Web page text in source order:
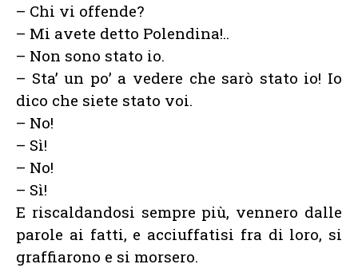
– Chi vi offende?
– Mi avete detto Polendina!..
– Non sono stato io.
– Sta’ un po’ a vedere che sarò stato io! Io
dico che siete stato voi.
– No!
– Sì!
– No!
– Sì!
E riscaldandosi sempre più, vennero dalle
parole ai fatti, e acciuffatisi fra di loro, si
graffiarono e si morsero.